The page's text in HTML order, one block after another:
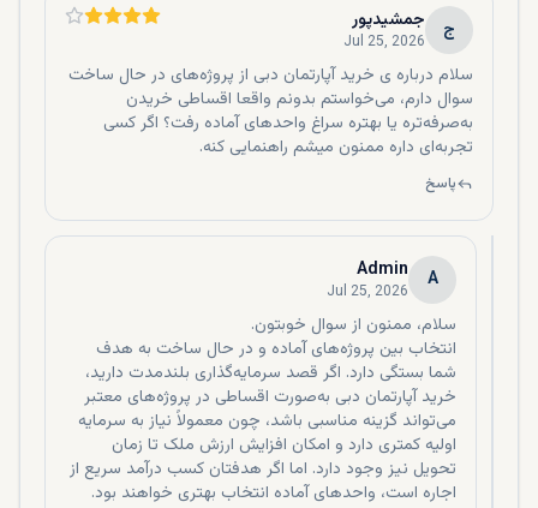
معایب خرید آپارتمان در دبی
شما متقاضیان بهتر است علاوه بر مزایای خرید آپارتمان بامعایب
خرید ملک در دبینیز آشنا باشید تا با در نظر گرفتن همه جوانب
اقدام به سرمایه گذاری کنید. در ادامه به معایب خرید آپارتمان در
دبی اشاره کرده‌ایم:
مهم‌‌ترین معایب خرید ملک در دبی مبحث کلاهبرداری است. شما
باید از یک مشاور املاک مطمئن مثل dxboffplan اقدام به خرید
آپارتمان کنید.
یکی دیگر از معایب آب و هوای گرم و شرجی دبی می‌باشد.
عدم اخذ تابعیت و اقامت دائم امارات از دیگر معایب
سرمایه‌گذاری در دبی محسوب می‌شود.
متاسفانه هزینه بیمه در دبی بالا است.
با خرید آپارتمان در دبی مجوز کار دریافت نمی‌کنید.
آخرین معایب خرید آپارتمان در دبی این است که قیمت املاک
نسبت به کشورهای دیگر بالاتر می‌باشد.
انواع آپارتمان برای خرید در دبی
ج جمشیدپور
Jul 25, 2026
سلام درباره ی خرید آپارتمان دبی از پروژه‌های در حال ساخت
سوال دارم، می‌خواستم بدونم واقعا اقساطی خریدن
به‌صرفه‌تره یا بهتره سراغ واحدهای آماده رفت؟ اگر کسی
تجربه‌ای داره ممنون میشم راهنمایی کنه.
پاسخ
A
Admin
Jul 25, 2026
انتخاب بین پروژه‌های آماده و در حال ساخت به هدف
شما بستگی دارد. اگر قصد سرمایه‌گذاری بلندمدت دارید،
خرید آپارتمان دبی به‌صورت اقساطی در پروژه‌های معتبر
می‌تواند گزینه مناسبی باشد، چون معمولاً نیاز به سرمایه
اولیه کمتری دارد و امکان افزایش ارزش ملک تا زمان
تحویل نیز وجود دارد. اما اگر هدفتان کسب درآمد سریع از
اجاره است، واحدهای آماده انتخاب بهتری خواهند بود.